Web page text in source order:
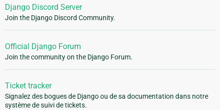
Django Discord Server
Join the Django Discord Community.
Official Django Forum
Join the community on the Django Forum.
Ticket tracker
Signalez des bogues de Django ou de sa documentation dans notre
système de suivi de tickets.